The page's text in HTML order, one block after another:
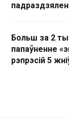
Больш за 2
папаўненне
рэпрэсій 5